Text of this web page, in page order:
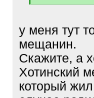
[[
]
у меня тут
мещанин.
Скажите, а
Хотинский
который